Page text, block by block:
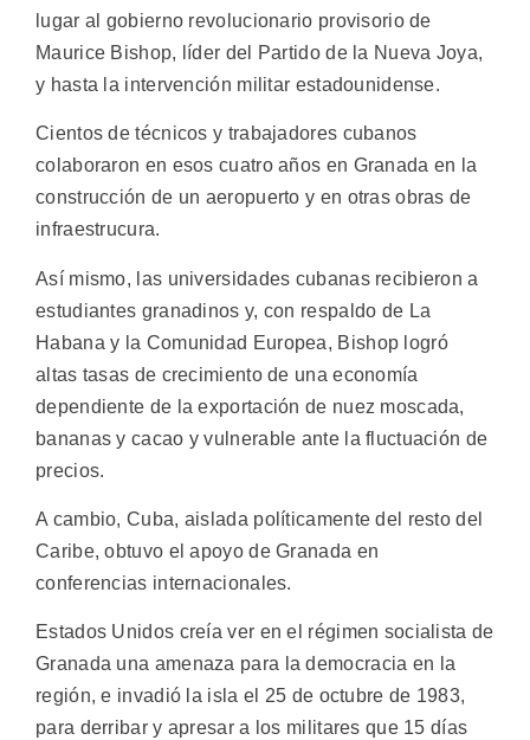
lugar al gobierno revolucionario provisorio de
Maurice Bishop, líder del Partido de la Nueva Joya,
y hasta la intervención militar estadounidense.
Cientos de técnicos y trabajadores cubanos
colaboraron en esos cuatro años en Granada en la
construcción de un aeropuerto y en otras obras de
infraestrucura.
Así mismo, las universidades cubanas recibieron a
estudiantes granadinos y, con respaldo de La
Habana y la Comunidad Europea, Bishop logró
altas tasas de crecimiento de una economía
dependiente de la exportación de nuez moscada,
bananas y cacao y vulnerable ante la fluctuación de
precios.
A cambio, Cuba, aislada políticamente del resto del
Caribe, obtuvo el apoyo de Granada en
conferencias internacionales.
Estados Unidos creía ver en el régimen socialista de
Granada una amenaza para la democracia en la
región, e invadió la isla el 25 de octubre de 1983,
para derribar y apresar a los militares que 15 días